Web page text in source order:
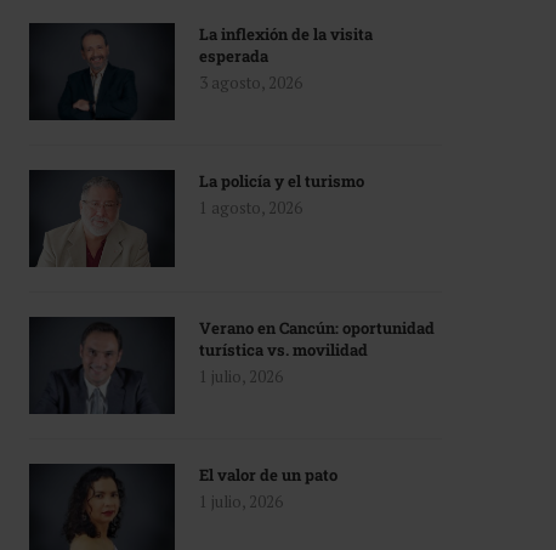
La inflexión de la visita
esperada
3 agosto, 2026
La policía y el turismo
1 agosto, 2026
Verano en Cancún: oportunidad
turística vs. movilidad
1 julio, 2026
El valor de un pato
1 julio, 2026